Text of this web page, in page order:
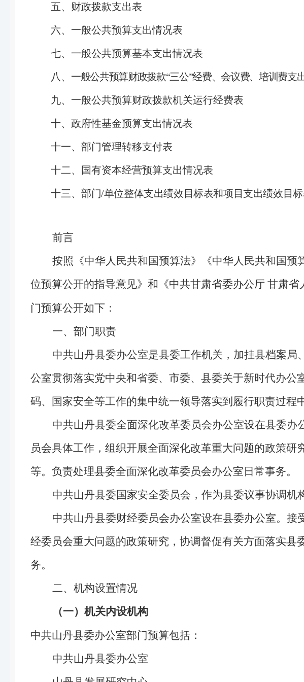
五、财政拨款支出表
六、一般公共预算支出情况表
七、一般公共预算基本支出情况表
八、 一般公共预算财政拨款“三公”经费、会议费、培训费支
九、一般公共预算财政拨款机关运行经费表
十、政府性基金预算支出情况表
十一、部门管理转移支付表
十二、国有资本经营预算支出情况表
十三、部门/单位整体支出绩效目标表和项目支出绩效目
前言
按照《中华人民共和国预算法》《中华人民共和国
位预算公开的指导意见》和《中共甘肃省委办公厅 甘肃
门预算公开如下：
一、部门职责
中共山丹县委办公室是县委工作机关，加挂县档案
公室贯彻落实党中央和省委、市委、县委关于新时代办
码、国家安全等工作的集中统一领导落实到履行职责过程中
中共山丹县委全面深化改革委员会办公室设在县委
员会具体工作，组织开展全面深化改革重大问题的政策
等。负责处理县委全面深化改革委员会办公室日常事务。
中共山丹县委国家安全委员会，作为县委议事协调机
中共山丹县委财经委员会办公室设在县委办公室。
经委员会重大问题的政策研究，协调督促有关方面落实
务。
二、机构设置情况
（一）机关内设机构
中共山丹县委办公室部门预算包括：
中共山丹县委办公室